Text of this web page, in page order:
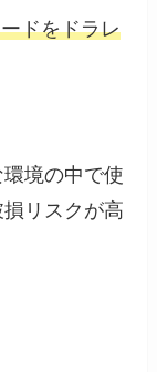
ドをドラレ
境の中で使
リスクが高